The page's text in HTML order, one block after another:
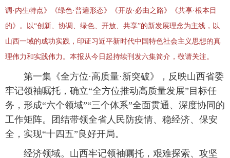
调·内生特点》《绿色·普遍形态》《开放·必由之路》《共享·根本目
的》。以“创新、协调、绿色、开放、共享”的新发展理念为主线，以
山西一域的成功实践，印证习近平新时代中国特色社会主义思想的真
理伟力和实践伟力。本报从今日起持续刊发六集简介，敬请关注。
第一集《全方位·高质量·新突破》，反映山西省委
牢记领袖嘱托，确立“全方位推动高质量发展”目标任
务，形成“六个领域”“三个体系”全面贯通、深度协同的
工作矩阵。团结带领全省人民防疫情、稳经济、保安
全，实现“十四五”良好开局。
经济领域。山西牢记领袖嘱托，艰难探索、攻坚